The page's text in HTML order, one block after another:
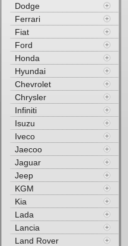
Dodge
Ferrari
Fiat
Ford
Honda
Hyundai
Chevrolet
Chrysler
Infiniti
Isuzu
Iveco
Jaecoo
Jaguar
Jeep
KGM
Kia
Lada
Lancia
Land Rover